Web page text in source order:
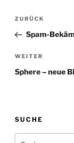
Vorheriger
Beitrag
ZURÜCK
Spam-
Nächster
Beitrag
WEITER
Sphere – neue
SUCHE